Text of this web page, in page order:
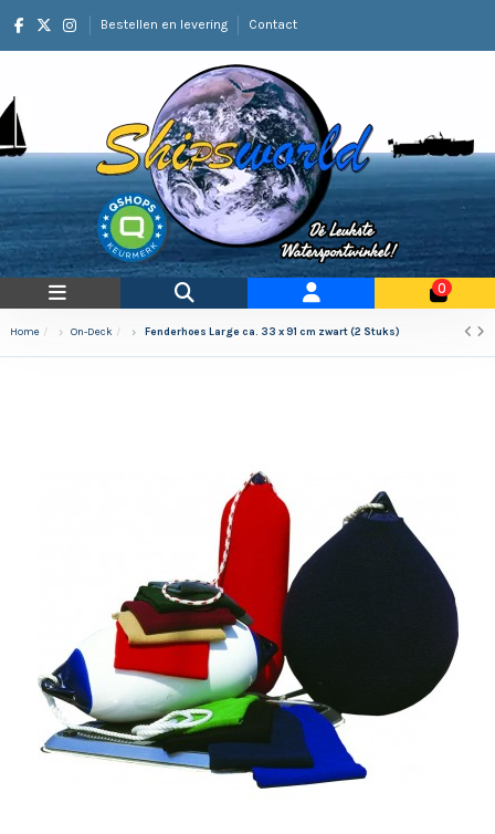
Bestellen en levering Contact
0
Home On-Deck Fenderhoes Large ca. 33 x 91 cm zwart (2 Stuks)